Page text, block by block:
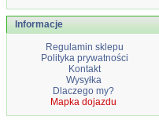
Informacje
Regulamin sklepu
Polityka prywatności
Kontakt
Wysyłka
Dlaczego my?
Mapka dojazdu